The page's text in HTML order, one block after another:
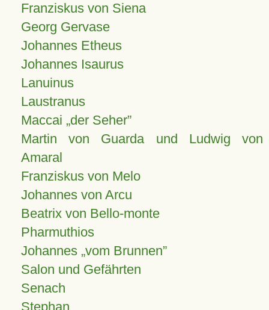
Franziskus von Siena
Georg Gervase
Johannes Etheus
Johannes Isaurus
Lanuinus
Laustranus
Maccai „der Seher”
Martin von Guarda und Ludwig von
Amaral
Franziskus von Melo
Johannes von Arcu
Beatrix von Bello-monte
Pharmuthios
Johannes vom Brunnen
Salon und Gefährten
Senach
Stephan